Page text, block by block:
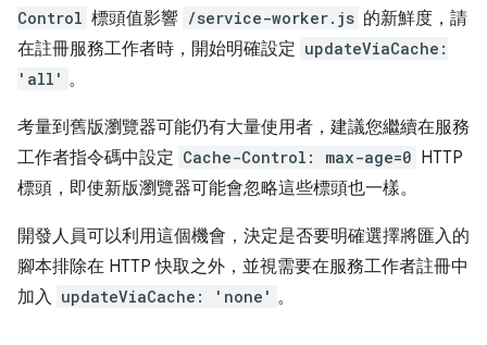
Control 標頭值影響 /service-worker.js 的新鮮度，請
在註冊服務工作者時，開始明確設定 updateViaCache:
'all' 。
考量到舊版瀏覽器可能仍有大量使用者，建議您繼續在服務
工作者指令碼中設定 Cache-Control: max-age=0 HTTP
標頭，即使新版瀏覽器可能會忽略這些標頭也一樣。
開發人員可以利用這個機會，決定是否要明確選擇將匯入的
腳本排除在 HTTP 快取之外，並視需要在服務工作者註冊中
加入 updateViaCache: 'none' 。